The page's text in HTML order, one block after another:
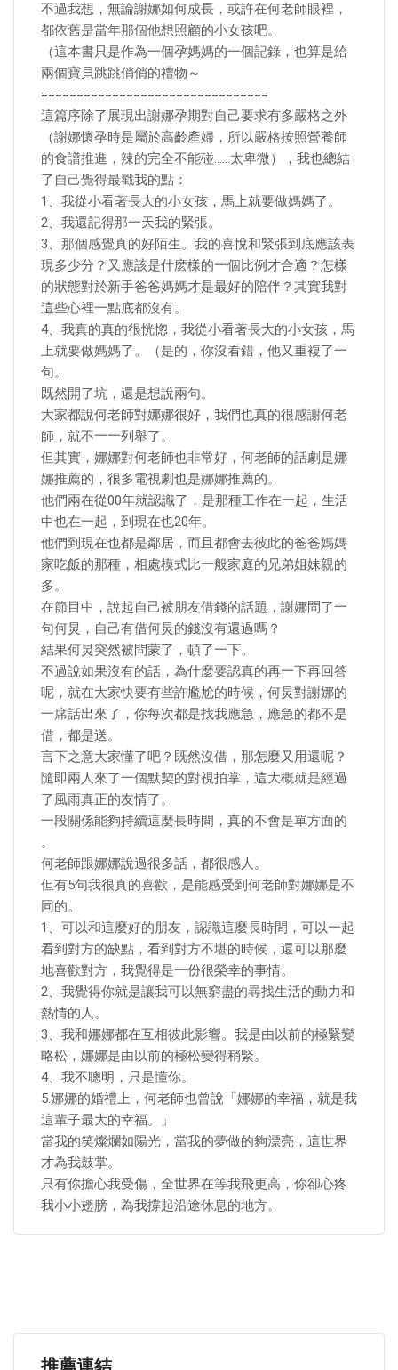
不過我想，無論謝娜如何成長，或許在何老師眼裡，
都依舊是當年那個他想照顧的小女孩吧。
（這本書只是作為一個孕媽媽的一個記錄，也算是給
兩個寶貝跳跳俏俏的禮物～
================================
這篇序除了展現出謝娜孕期對自己要求有多嚴格之外
（謝娜懷孕時是屬於高齡產婦，所以嚴格按照營養師
的食譜推進，辣的完全不能碰……太卑微），我也總結
了自己覺得最戳我的點：
1、我從小看著長大的小女孩，馬上就要做媽媽了。
2、我還記得那一天我的緊張。
3、那個感覺真的好陌生。我的喜悅和緊張到底應該表
現多少分？又應該是什麽樣的一個比例才合適？怎樣
的狀態對於新手爸爸媽媽才是最好的陪伴？其實我對
這些心裡一點底都沒有。
4、我真的真的很恍惚，我從小看著長大的小女孩，馬
上就要做媽媽了。（是的，你沒看錯，他又重複了一
句。
既然開了坑，還是想說兩句。
大家都說何老師對娜娜很好，我們也真的很感謝何老
師，就不一一列舉了。
但其實，娜娜對何老師也非常好，何老師的話劇是娜
娜推薦的，很多電視劇也是娜娜推薦的。
他們兩在從00年就認識了，是那種工作在一起，生活
中也在一起，到現在也20年。
他們到現在也都是鄰居，而且都會去彼此的爸爸媽媽
家吃飯的那種，相處模式比一般家庭的兄弟姐妹親的
多。
在節目中，說起自己被朋友借錢的話題，謝娜問了一
句何炅，自己有借何炅的錢沒有還過嗎？
結果何炅突然被問蒙了，頓了一下。
不過說如果沒有的話，為什麼要認真的再一下再回答
呢，就在大家快要有些許尷尬的時候，何炅對謝娜的
一席話出來了，你每次都是找我應急，應急的都不是
借，都是送。
言下之意大家懂了吧？既然沒借，那怎麼又用還呢？
隨即兩人來了一個默契的對視拍掌，這大概就是經過
了風雨真正的友情了。
一段關係能夠持續這麼長時間，真的不會是單方面的
。
何老師跟娜娜說過很多話，都很感人。
但有5句我很真的喜歡，是能感受到何老師對娜娜是不
同的。
1、可以和這麼好的朋友，認識這麼長時間，可以一起
看到對方的缺點，看到對方不堪的時候，還可以那麼
地喜歡對方，我覺得是一份很榮幸的事情。
2、我覺得你就是讓我可以無窮盡的尋找生活的動力和
熱情的人。
3、我和娜娜都在互相彼此影響。我是由以前的極緊變
略松，娜娜是由以前的極松變得稍緊。
4、我不聰明，只是懂你。
5.娜娜的婚禮上，何老師也曾說「娜娜的幸福，就是我
這輩子最大的幸福。」
當我的笑燦爛如陽光，當我的夢做的夠漂亮，這世界
才為我鼓掌。
只有你擔心我受傷，全世界在等我飛更高，你卻心疼
我小小翅膀，為我撐起沿途休息的地方。